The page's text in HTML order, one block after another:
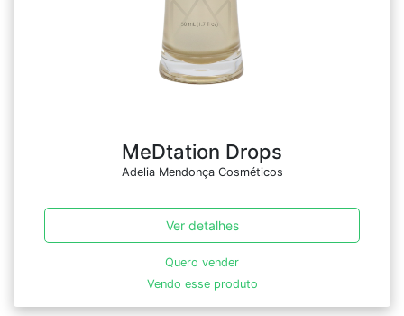
MeDtation Drops
Adelia Mendonça Cosméticos
Ver detalhes
Quero vender
Vendo esse produto